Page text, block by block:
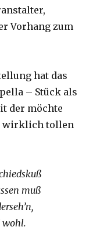
Vorhang zum
hat das
– Stück als
der möchte
wirklich tollen
muß
wohl.